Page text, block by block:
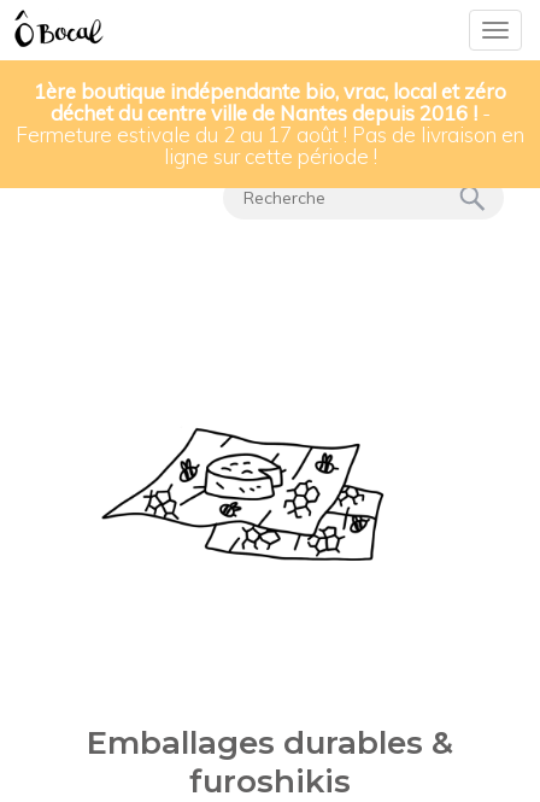
1ère boutique indépendante bio, vrac, local et zéro
déchet du centre ville de Nantes depuis 2016 ! -
Fermeture estivale du 2 au 17 août ! Pas de livraison en
ligne sur cette période !
▸ Emballages durables & furoshikis
Emballages durables &
furoshikis